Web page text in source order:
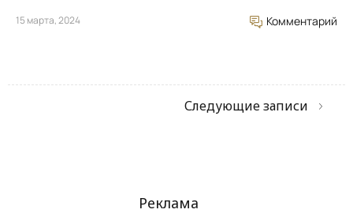
15 марта, 2024 Комментарий
Следующие записи
Реклама